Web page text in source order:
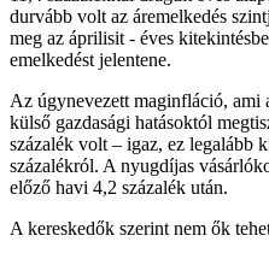
durvább volt az áremelkedés
meg az áprilisit - éves
emelkedést jelentene.
Az úgynevezett maginfláció, ami
külső gazdasági hatásoktól
százalék volt – igaz, ez legalább
százalékról. A nyugdíjas
előző havi 4,2 százalék után.
A kereskedők szerint nem ők